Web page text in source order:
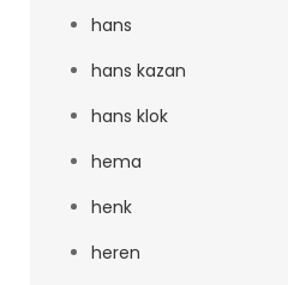
hans
hans kazan
hans klok
hema
henk
heren